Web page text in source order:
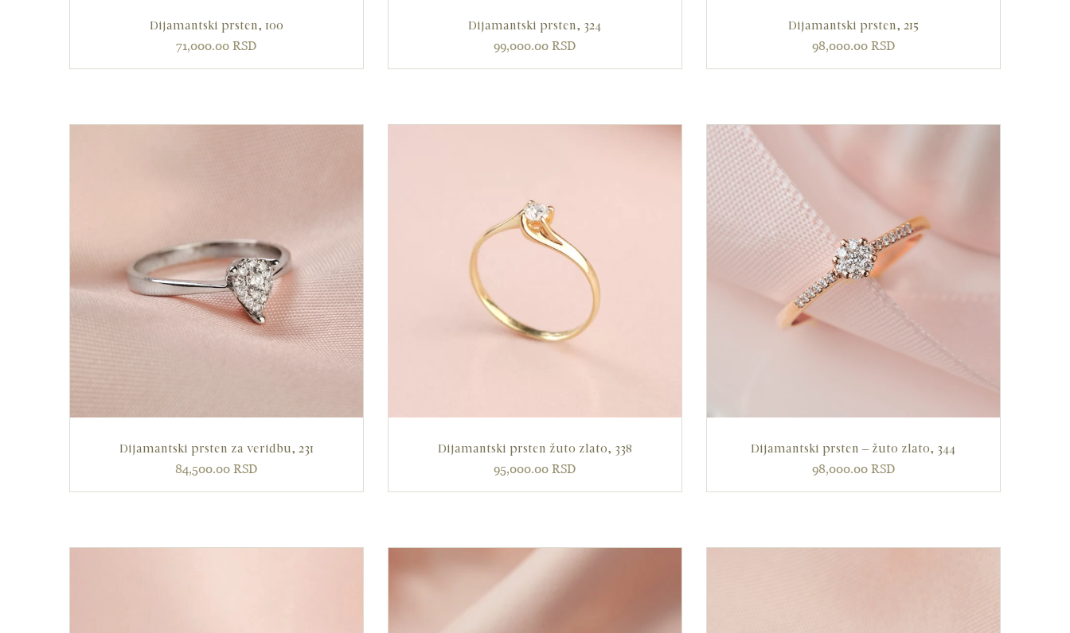
Dijamantski prsten, 100
71,000.00RSD
Dijamantski prsten, 324
99,000.00RSD
Dijamantski prsten, 215
98,000.00 RSD
Dijamantski prsten za veridbu, 231
84,500.00RSD
Dijamantski prsten žuto zlato, 338
95,000.00RSD
Dijamantski prsten – žuto zlato, 344
98,000.00 RSD